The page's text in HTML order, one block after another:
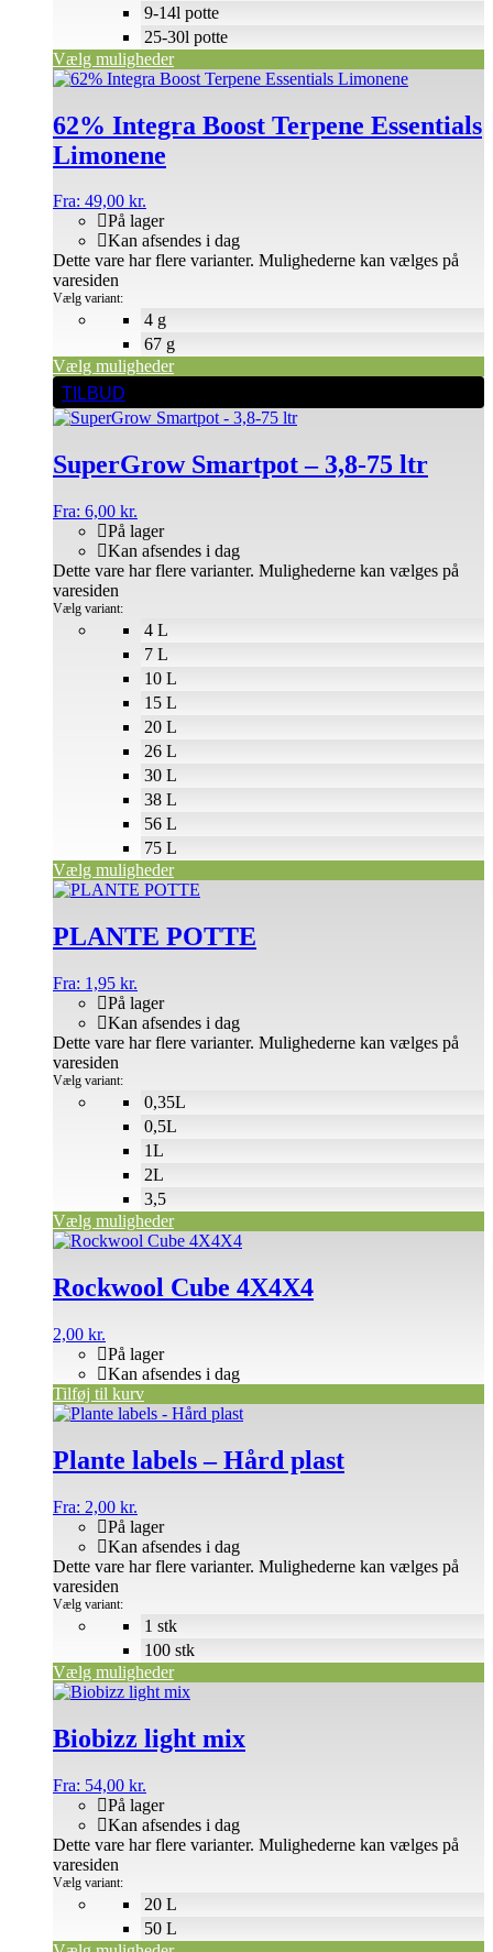
Vælg muligheder
9-14l potte
25-30l potte
62% Integra Boost Terpene Essentials
Limonene
Fra: 49,00 kr.
På lager
Kan afsendes i dag
Vælg variant:
Vælg muligheder
Dette vare har flere varianter. Mulighederne kan vælges på
varesiden
4 g
67 g
TILBUD
SuperGrow Smartpot – 3,8-75 ltr
Fra: 6,00 kr.
På lager
Kan afsendes i dag
Vælg variant:
Vælg muligheder
Dette vare har flere varianter. Mulighederne kan vælges på
varesiden
4 L
7 L
10 L
15 L
20 L
26 L
30 L
38 L
56 L
75 L
PLANTE POTTE
Fra: 1,95 kr.
På lager
Kan afsendes i dag
Vælg variant:
Vælg muligheder
Dette vare har flere varianter. Mulighederne kan vælges på
varesiden
0,35L
0,5L
1L
2L
3,5
Rockwool Cube 4X4X4
2,00 kr.
På lager
Kan afsendes i dag
Tilføj til kurv
Plante labels – Hård plast
Fra: 2,00 kr.
På lager
Kan afsendes i dag
Vælg variant:
Vælg muligheder
Dette vare har flere varianter. Mulighederne kan vælges på
varesiden
1 stk
100 stk
Biobizz light mix
Fra: 54,00 kr.
På lager
Kan afsendes i dag
Vælg variant:
Dette vare har flere varianter. Mulighederne kan vælges på
varesiden
20 L
50 L